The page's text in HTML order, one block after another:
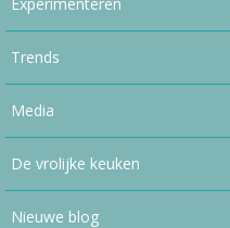
Trends
Media
De vrolijke keuken
Nieuwe blog